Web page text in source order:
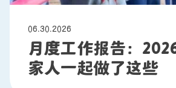
06.30.2026
月度工作报告：
家人一起做了这些